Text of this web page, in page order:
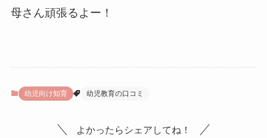
母さん頑張るよー！
幼児向け知育 幼児教育の口コミ
よかったらシェアしてね！